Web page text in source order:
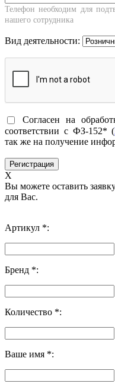
Телефон необходим для
нашего сотрудника
Вид деятельности:
Согласен на
соответствии с ФЗ-152* (
так же на получение
X
Вы можете оставить
для Вас.
Артикул *:
Бренд *:
Количество *:
Ваше имя *: